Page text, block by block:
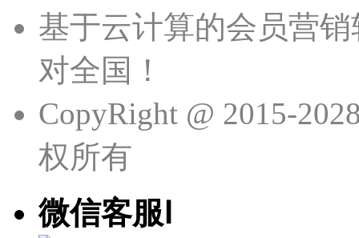
基于云计算的会员营
对全国！
CopyRight @ 2015-
权所有
微信客服Ⅰ